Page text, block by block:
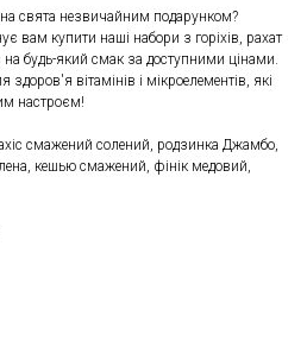
свята незвичайним подарунком?
вам купити наші набори з горіхів, рахат
на будь-який смак за доступними цінами.
вітамінів і мікроелементів, які
настроєм!
смажений солений, родзинка Джамбо,
кешью смажений, фінік медовий,